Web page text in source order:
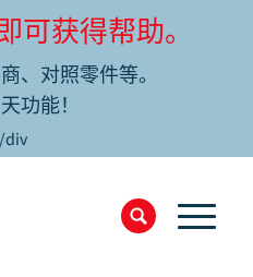
可获得帮助。
、对照零件等。
功能！
div